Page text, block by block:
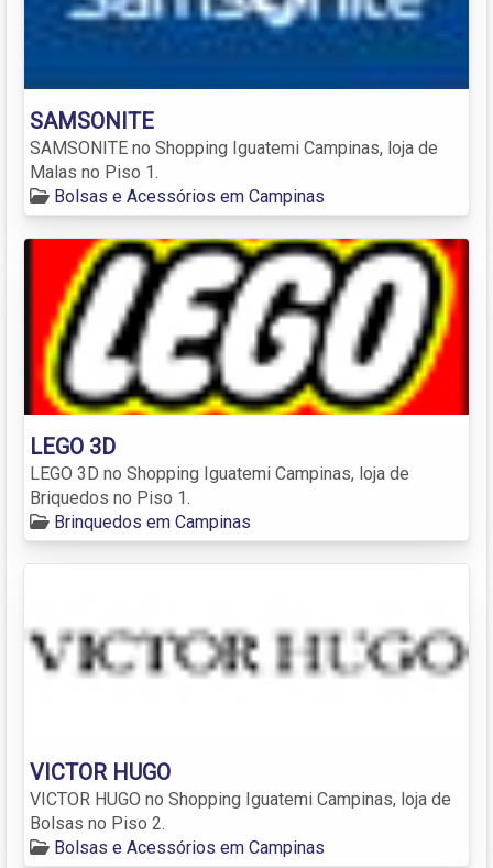
SAMSONITE
SAMSONITE no Shopping Iguatemi Campinas, loja de
Malas no Piso 1.
Bolsas e Acessórios em Campinas
LEGO 3D
LEGO 3D no Shopping Iguatemi Campinas, loja de
Briquedos no Piso 1.
Brinquedos em Campinas
VICTOR HUGO
VICTOR HUGO no Shopping Iguatemi Campinas, loja de
Bolsas no Piso 2.
Bolsas e Acessórios em Campinas